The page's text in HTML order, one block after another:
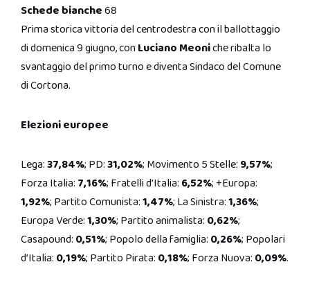
Schede bianche68
Prima storica vittoria del centrodestra con il ballottaggio
di domenica 9 giugno, conLuciano Meoniche ribalta lo
svantaggio del primo turno e diventa Sindaco del Comune
di Cortona.
Elezioni europee
Lega:37,84%; PD:31,02%; Movimento 5 Stelle: 9,57%;
Forza Italia: 7,16%; Fratelli d’Italia: 6,52%; +Europa:
1,92%; Partito Comunista:1,47%; La Sinistra:1,36%;
Europa Verde:1,30%; Partito animalista: 0,62%;
Casapound: 0,51%; Popolo della famiglia: 0,26%; Popolari
d’Italia: 0,19%; Partito Pirata: 0,18%; Forza Nuova: 0,09%.